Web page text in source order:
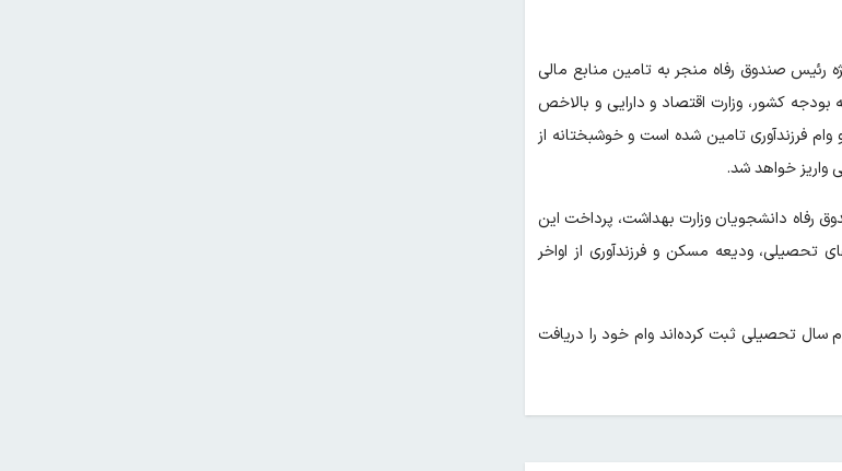
رئیس صندوق رفاه منجر به تامین منابع مالی
کشور، وزارت اقتصاد و دارایی و بالاخص
فرزندآوری تامین شده است و خوشبختانه از
واریز خواهد شد.
رفاه دانشجویان وزارت بهداشت، پرداخت این
تحصیلی، ودیعه مسکن و فرزندآوری از اواخر
تحصیلی ثبت کرده‌اند وام خود را دریافت